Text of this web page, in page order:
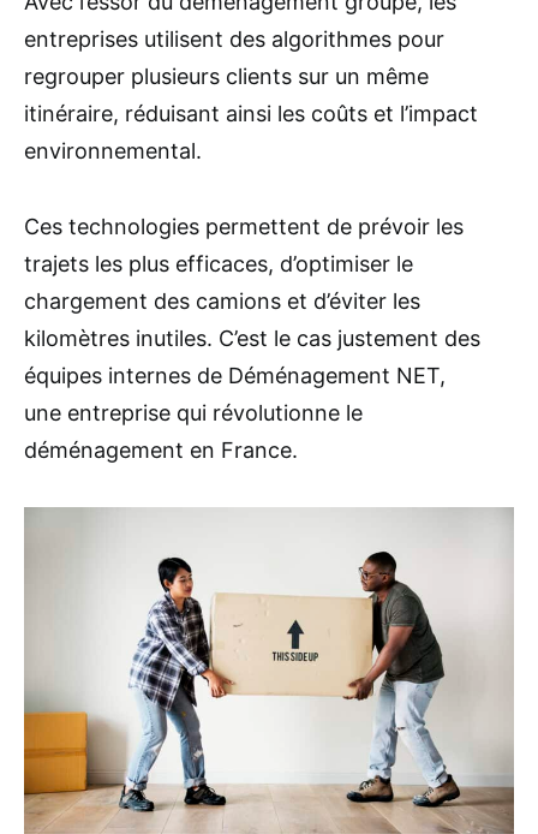
entreprises utilisent des algorithmes pour
regrouper plusieurs clients sur un même
itinéraire, réduisant ainsi les coûts et l’impact
environnemental.
Ces technologies permettent de prévoir les
trajets les plus efficaces, d’optimiser le
chargement des camions et d’éviter les
kilomètres inutiles. C’est le cas justement des
équipes internes de Déménagement NET,
une entreprise qui révolutionne le
déménagement en France.